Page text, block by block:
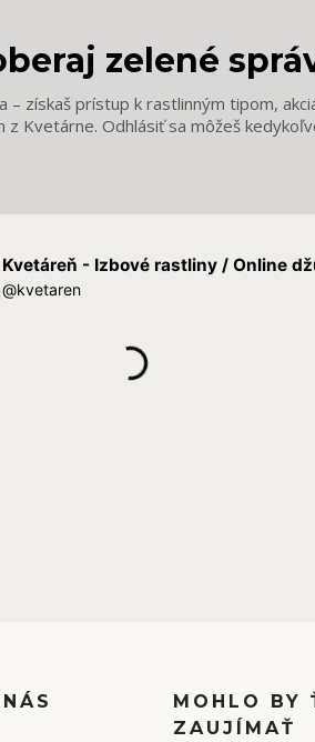
zelené
– získaš prístup k rastlinným tipom,
z Kvetárne. Odhlásiť sa môžeš
MOHLO BY
ZAUJÍMAŤ